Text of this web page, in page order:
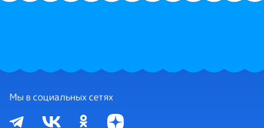
Мы в социальных сетях